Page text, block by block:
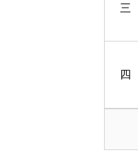
三
四